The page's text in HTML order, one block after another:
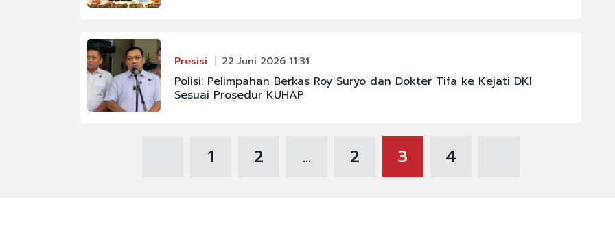
Presisi 22 Juni 2026 11:31
Polisi: Pelimpahan Berkas Roy Suryo dan Dokter Tifa ke Kejati DKI
Sesuai Prosedur KUHAP
1 2 ... 2 3 4